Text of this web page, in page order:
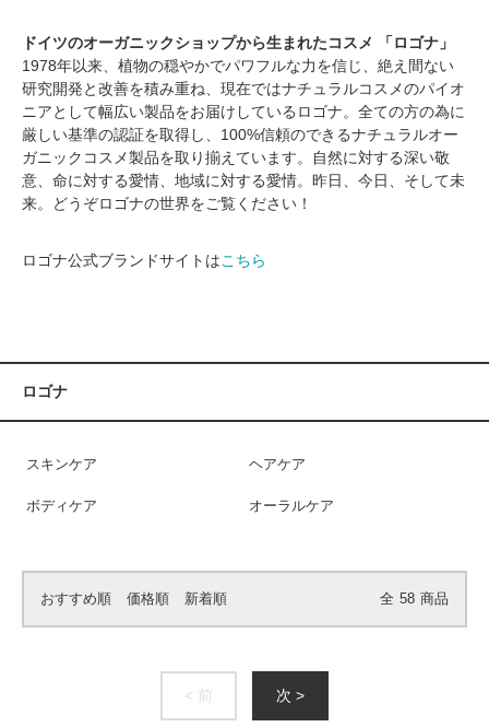
ドイツのオーガニックショップから生まれたコスメ 「ロゴナ」
1978年以来、植物の穏やかでパワフルな力を信じ、絶え間ない
研究開発と改善を積み重ね、現在ではナチュラルコスメのパイオ
ニアとして幅広い製品をお届けしているロゴナ。全ての方の為に
厳しい基準の認証を取得し、100%信頼のできるナチュラルオー
ガニックコスメ製品を取り揃えています。自然に対する深い敬
意、命に対する愛情、地域に対する愛情。昨日、今日、そして未
来。どうぞロゴナの世界をご覧ください！
ロゴナ公式ブランドサイトはこちら
ロゴナ
スキンケア ヘアケア
ボディケア オーラルケア
おすすめ順 価格順 新着順 全 58 商品
< 前 次 >